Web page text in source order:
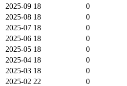
2025-09 18 0
2025-08 18 0
2025-07 18 0
2025-06 18 0
2025-05 18 0
2025-04 18 0
2025-03 18 0
2025-02 22 0